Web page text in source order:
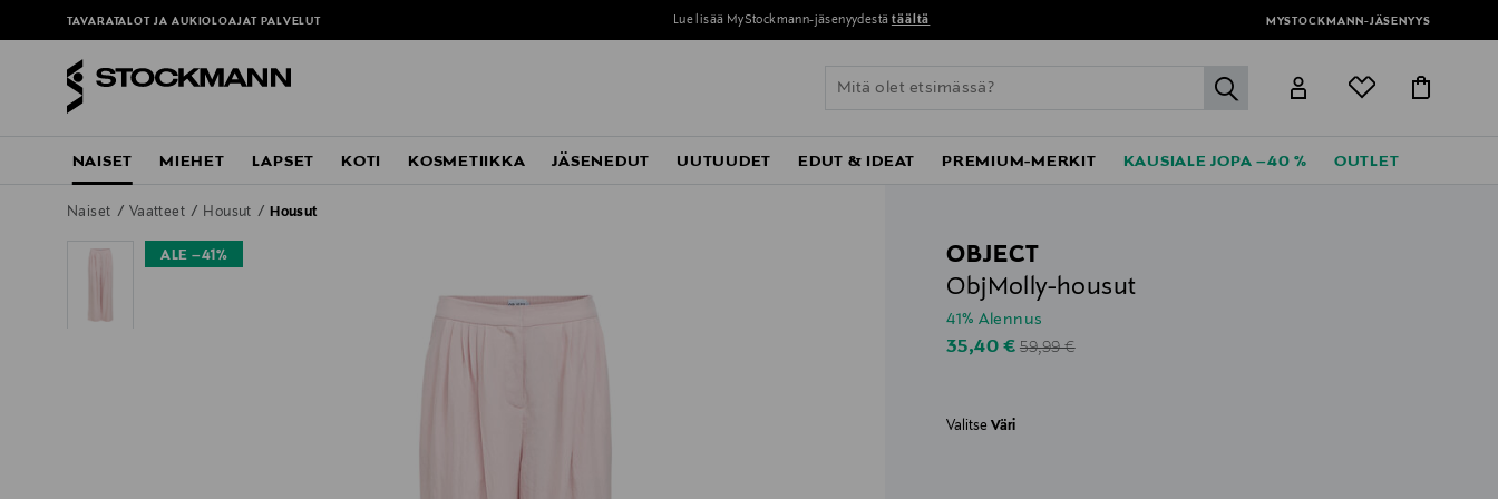
TAVARATALOT JA AUKIOLOAJAT PALVELUT Perustoimitus 0 € yli 120 euron ostoksista! MYSTOCKMANN-JÄSENYYS
label.header.go
NAISET MIEHET LAPSET KOTI KOSMETIIKKA JÄSENEDUT UUTUUDET EDUT & IDEAT PREMIUM-MERKIT KAUSIALE JOPA –40 % OUTLET
Naiset Vaatteet Housut Housut
ALE –41%
OBJECT
ObjMolly-housut
41% Alennus
Discounted Price
35,40 € Original Price
59,99 €
ValitseVäri